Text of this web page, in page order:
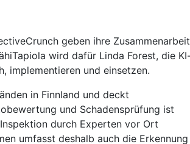
geben ihre Zusammenarbeit
wird dafür Linda Forest, die
implementieren und einsetzen.
in Finnland und deckt
und Schadensprüfung ist
durch Experten vor Ort
umfasst deshalb auch die Erkennung